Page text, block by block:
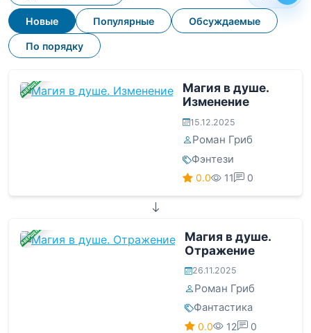
Новые Популярные Обсуждаемые
По порядку
ЗАВЕРШЕНА
Магия в душе.
Изменение
15.12.2025
Роман Гриб
Фэнтези
0.0 11 0
ЗАВЕРШЕНА
Магия в душе.
Отражение
26.11.2025
Роман Гриб
Фантастика
0.0 12 0